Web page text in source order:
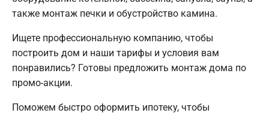
также монтаж печки и обустройство камина.
Ищете профессиональную компанию, чтобы
построить дом и наши тарифы и условия вам
понравились? Готовы предложить монтаж дома по
промо-акции.
Поможем быстро оформить ипотеку, чтобы